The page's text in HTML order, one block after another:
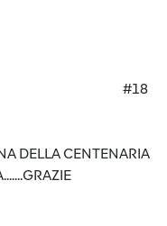
#18
DELLA CENTENARIA